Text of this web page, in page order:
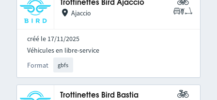
Trottinettes Bird Ajaccio
Ajaccio
créé le 17/11/2025
Format gbfs
Véhicules en libre-service
Trottinettes Bird Bastia